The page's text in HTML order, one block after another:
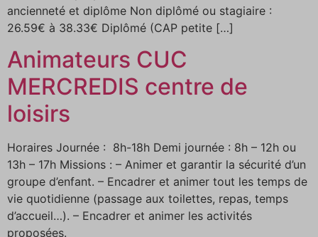
ancienneté et diplôme Non diplômé ou stagiaire :
26.59€ à 38.33€ Diplômé (CAP petite […]
Animateurs CUC
MERCREDIS centre de
loisirs
Horaires Journée : 8h-18h Demi journée : 8h – 12h ou
13h – 17h Missions : – Animer et garantir la sécurité d’un
groupe d’enfant. – Encadrer et animer tout les temps de
vie quotidienne (passage aux toilettes, repas, temps
d’accueil…). – Encadrer et animer les activités
proposées.